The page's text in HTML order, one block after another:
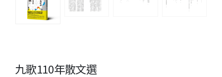
九歌110年散文選